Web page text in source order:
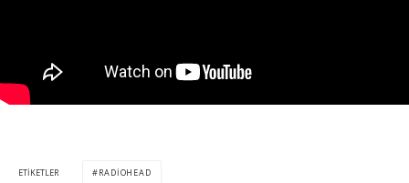
ETIKETLER RADIOHEAD